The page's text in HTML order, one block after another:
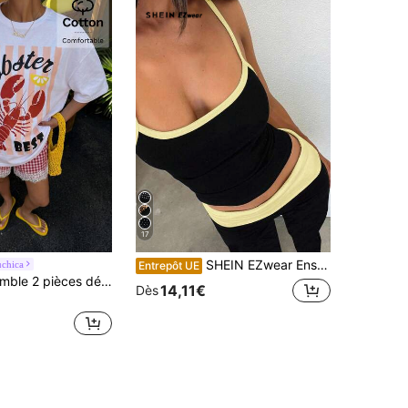
Muchica Ensemble 2 pièces décontracté pour femmes avec Top à manches courtes col rond imprimé lettres et homard, et short à carreaux
17
Entrepôt UE SHEIN EZwear Ensemble de camisole et pantalon à lacets crème jaune et noir, convenant pour le printemps/été
Dès14,11€